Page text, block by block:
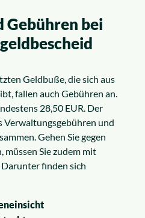
Gebühren bei
Geldbuße, die sich aus
fallen auch Gebühren an.
28,50 EUR. Der
Verwaltungsgebühren und
Gehen Sie gegen
müssen Sie zudem mit
finden sich